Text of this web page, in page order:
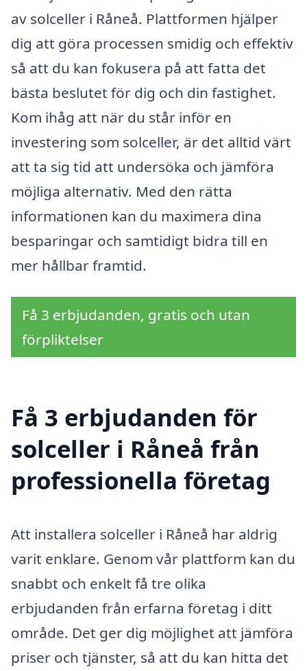
av solceller i Råneå. Plattformen hjälper
dig att göra processen smidig och effektiv
så att du kan fokusera på att fatta det
bästa beslutet för dig och din fastighet.
Kom ihåg att när du står inför en
investering som solceller, är det alltid värt
att ta sig tid att undersöka och jämföra
möjliga alternativ. Med den rätta
informationen kan du maximera dina
besparingar och samtidigt bidra till en
mer hållbar framtid.
Få 3 erbjudanden, gratis och utan
förpliktelser
Få 3 erbjudanden för
solceller i Råneå från
professionella företag
Att installera solceller i Råneå har aldrig
varit enklare. Genom vår plattform kan du
snabbt och enkelt få tre olika
erbjudanden från erfarna företag i ditt
område. Det ger dig möjlighet att jämföra
priser och tjänster, så att du kan hitta det